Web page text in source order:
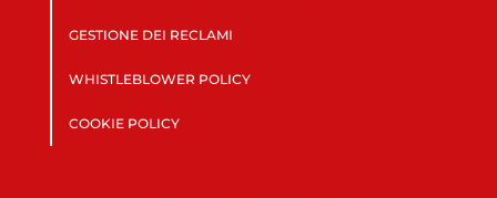
GESTIONE DEI RECLAMI
WHISTLEBLOWER POLICY
COOKIE POLICY